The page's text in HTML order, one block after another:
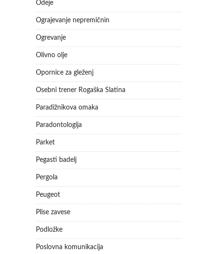
Odeje
Ograjevanje nepremičnin
Ogrevanje
Olivno olje
Opornice za gleženj
Osebni trener Rogaška Slatina
Paradižnikova omaka
Paradontologija
Parket
Pegasti badelj
Pergola
Peugeot
Plise zavese
Podložke
Poslovna komunikacija